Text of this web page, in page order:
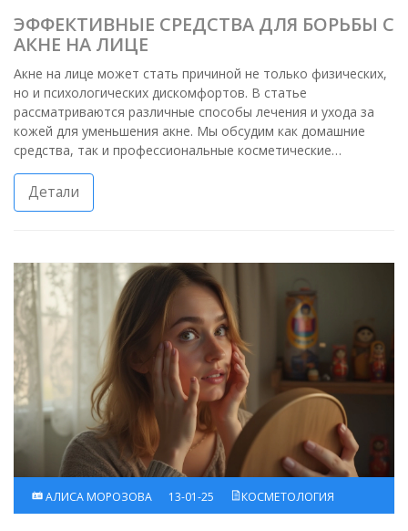
ЭФФЕКТИВНЫЕ СРЕДСТВА ДЛЯ БОРЬБЫ С
АКНЕ НА ЛИЦЕ
Акне на лице может стать причиной не только физических,
но и психологических дискомфортов. В статье
рассматриваются различные способы лечения и ухода за
кожей для уменьшения акне. Мы обсудим как домашние
средства, так и профессиональные косметические
процедуры. Освещены принципы питания и образа жизни,
которые способствуют улучшению состояния кожи.
Подробные советы позволят вам выбрать подходящие
Детали
АЛИСА МОРОЗОВА 13-01-25 КОСМЕТОЛОГИЯ